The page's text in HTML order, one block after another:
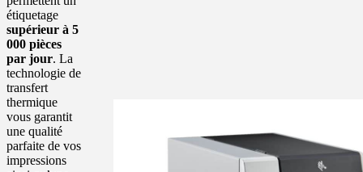
étiquetage
supérieur à 5
000 pièces
par jour. La
technologie de
transfert
thermique
vous garantit
une qualité
parfaite de vos
impressions